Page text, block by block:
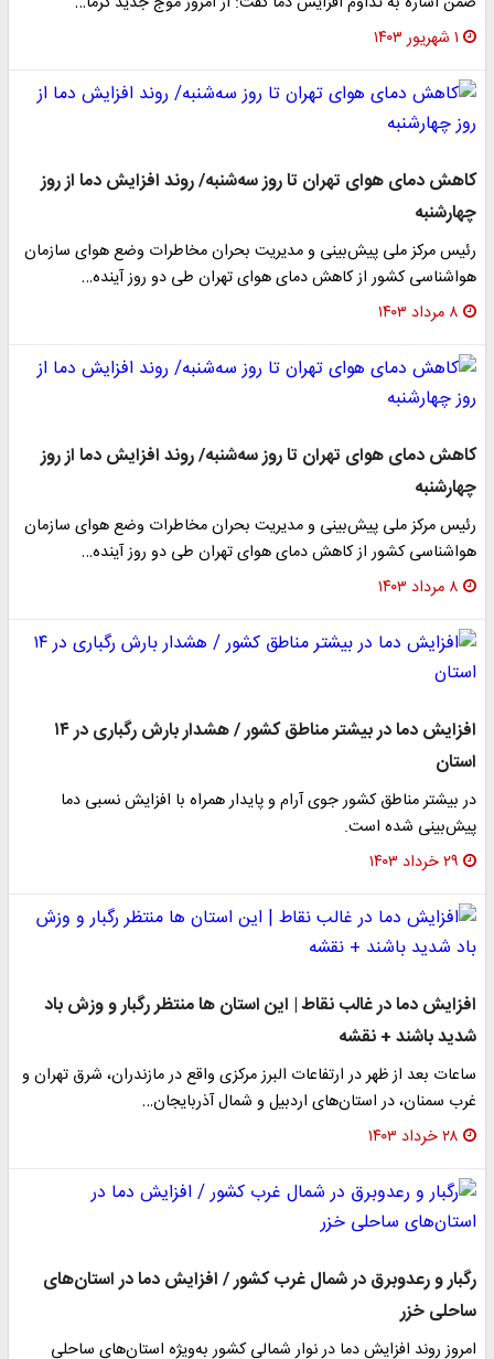
۱ شهریور ۱۴۰۳
کاهش دمای هوای تهران تا روز سه‌شنبه/ روند افزایش دما از روز
چهارشنبه
رئیس مرکز ملی پیش‌بینی و مدیریت بحران مخاطرات وضع هوای سازمان
هواشناسی کشور از کاهش دمای هوای تهران طی دو روز آینده…
۸ مرداد ۱۴۰۳
کاهش دمای هوای تهران تا روز سه‌شنبه/ روند افزایش دما از روز
چهارشنبه
رئیس مرکز ملی پیش‌بینی و مدیریت بحران مخاطرات وضع هوای سازمان
هواشناسی کشور از کاهش دمای هوای تهران طی دو روز آینده…
۸ مرداد ۱۴۰۳
افزایش دما در بیشتر مناطق کشور / هشدار بارش رگباری در ۱۴
استان
در بیشتر مناطق کشور جوی آرام و پایدار همراه با افزایش نسبی دما
پیش‌بینی شده است.
۲۹ خرداد ۱۴۰۳
افزایش دما در غالب نقاط | این استان ها منتظر رگبار و وزش باد
شدید باشند + نقشه
ساعات بعد از ظهر در ارتفاعات البرز مرکزی واقع در مازندران، شرق تهران و
غرب سمنان، در استان‌های اردبیل و شمال آذربایجان…
۲۸ خرداد ۱۴۰۳
رگبار و رعدوبرق در شمال غرب کشور / افزایش دما در استان‌های
ساحلی خزر
امروز روند افزایش دما در نوار شمالی کشور به‌ویژه استان‌های ساحلی